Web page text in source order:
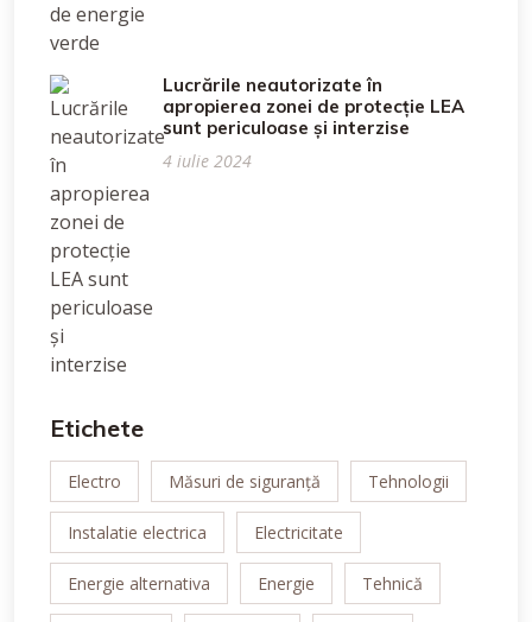
Lucrările neautorizate în
apropierea zonei de protecție LEA
sunt periculoase și interzise
4 iulie 2024
Etichete
Electro Măsuri de siguranță Tehnologii
Instalatie electrica Electricitate
Energie alternativa Energie Tehnică